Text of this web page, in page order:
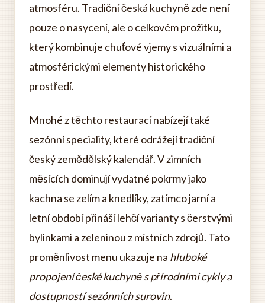
atmosféru. Tradiční česká kuchyně zde není
pouze o nasycení, ale o celkovém prožitku,
který kombinuje chuťové vjemy s vizuálními a
atmosférickými elementy historického
prostředí.
Mnohé z těchto restaurací nabízejí také
sezónní speciality, které odrážejí tradiční
český zemědělský kalendář. V zimních
měsících dominují vydatné pokrmy jako
kachna se zelím a knedlíky, zatímco jarní a
letní období přináší lehčí varianty s čerstvými
bylinkami a zeleninou z místních zdrojů. Tato
proměnlivost menu ukazuje na hluboké
propojení české kuchyně s přírodními cykly a
dostupností sezónních surovin.